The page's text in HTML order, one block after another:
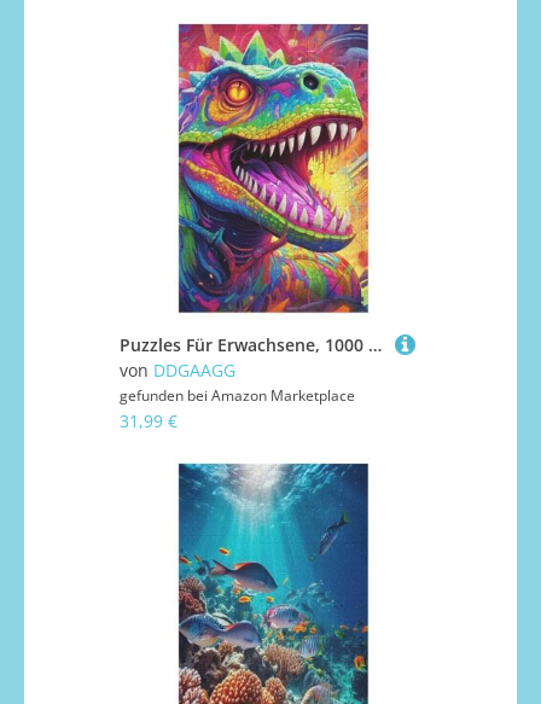
Puzzles Für Erwachsene, 1000 Teile, Dinosaurier, Kreative Holzpuzzles, Praktisches Spiel, Familiendekoration （78×53cm）
von DDGAAGG
gefunden bei Amazon Marketplace
31,99 €